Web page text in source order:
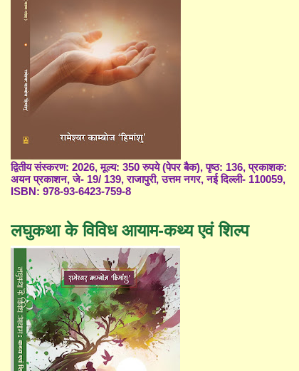
द्वितीय संस्करण: 2026, मूल्य: 350 रुपये (पेपर बैक), पृष्ठ: 136, प्रकाशक:
अयन प्रकाशन, जे- 19/ 139, राजापुरी, उत्तम नगर, नई दिल्ली- 110059,
ISBN: 978-93-6423-759-8
लघुकथा के विविध आयाम-कथ्य एवं शिल्प